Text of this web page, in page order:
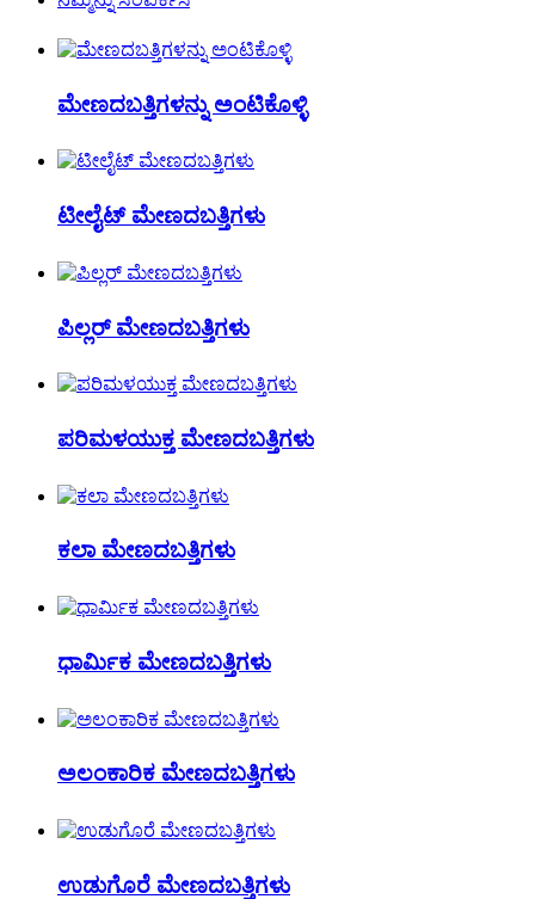
ಮೇಣದಬತ್ತಿಗಳನ್ನು ಅಂಟಿಕೊಳ್ಳಿ
ಟೀಲೈಟ್ ಮೇಣದಬತ್ತಿಗಳು
ಪಿಲ್ಲರ್ ಮೇಣದಬತ್ತಿಗಳು
ಪರಿಮಳಯುಕ್ತ ಮೇಣದಬತ್ತಿಗಳು
ಕಲಾ ಮೇಣದಬತ್ತಿಗಳು
ಧಾರ್ಮಿಕ ಮೇಣದಬತ್ತಿಗಳು
ಅಲಂಕಾರಿಕ ಮೇಣದಬತ್ತಿಗಳು
ಉಡುಗೊರೆ ಮೇಣದಬತ್ತಿಗಳು